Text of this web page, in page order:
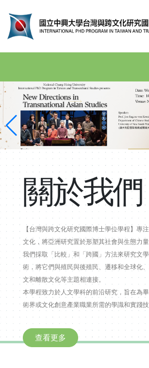
關於我們
【台灣與跨文化研究國際博士學位學程】專
文化，將亞洲研究置於形塑其社會與生態力量
我們採取「比較」和「跨國」方法來研究文
術，將它們與殖民與後殖民、遷移和全球化
文和離散文化等主題相連接。
本學程致力於人文學科的前沿研究，旨在為
術界或文化創意產業職業所需的學識和實踐技
查看更多